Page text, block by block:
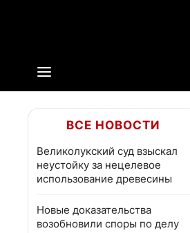
ВСЕ НОВОСТИ
Великолукский суд взыскал
неустойку за нецелевое
использование древесины
Новые доказательства
возобновили споры по делу